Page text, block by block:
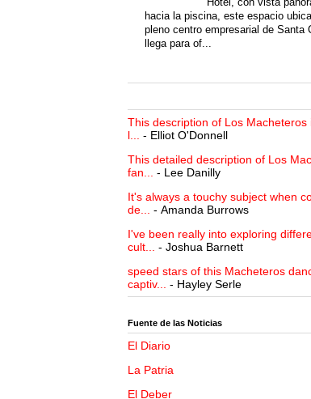
hacia la piscina, este espacio
pleno centro empresarial de Santa
llega para of...
This description of Los Macheteros
l...
- Elliot O'Donnell
This detailed description of Los
fan...
- Lee Danilly
It's always a touchy subject when
de...
- Amanda Burrows
I've been really into exploring
cult...
- Joshua Barnett
speed stars of this Macheteros
captiv...
- Hayley Serle
Fuente de las Noticias
El Diario
La Patria
El Deber